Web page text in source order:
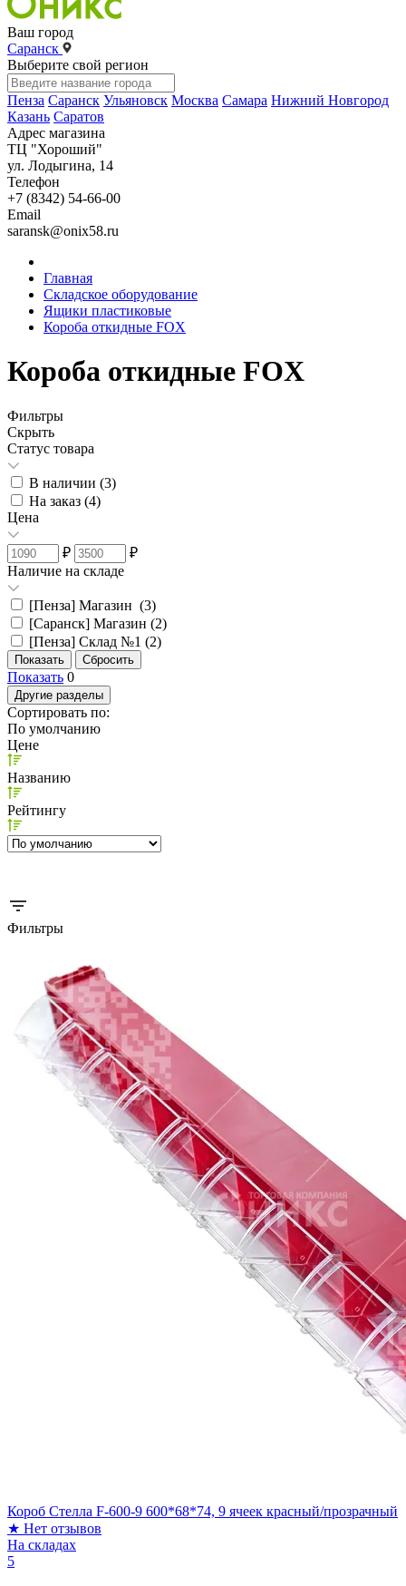
Ваш город
Саранск
Выберите свой регион
Пенза Саранск Ульяновск Москва Самара Нижний Новгород
Казань Саратов
Адрес магазина
ТЦ "Хороший"
ул. Лодыгина, 14
Телефон
+7 (8342) 54-66-00
Email
saransk@onix58.ru
Главная
Складское оборудование
Ящики пластиковые
Короба откидные FOX
Короба откидные FOX
Фильтры
Скрыть
Статус товара
В наличии (3)
На заказ (4)
Цена
₽
₽
Наличие на складе
[Пенза] Магазин (3)
[Саранск] Магазин (2)
[Пенза] Склад №1 (2)
Показать 0
Другие разделы
Сортировать по:
По умолчанию
Цене
Названию
Рейтингу
Фильтры
Короб Стелла F-600-9 600*68*74, 9 ячеек красный/прозрачный
★ Нет отзывов
На складах
5